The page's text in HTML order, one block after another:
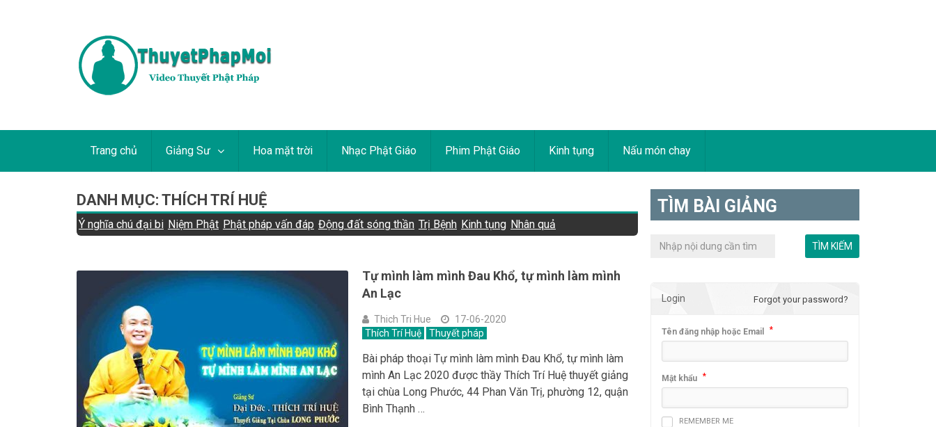
Trang chủ Giảng Sư Hoa mặt trời Nhạc Phật Giáo Phim Phật Giáo Kinh tụng Nấu món chay
DANH MỤC: THÍCH TRÍ HUỆ
Ý nghĩa chú đại bi Niệm Phật Phật pháp vấn đáp Động đất sóng thần Trị Bệnh Kinh tụng Nhân quả
Tự mình làm mình Đau Khổ, tự mình làm mình
An Lạc
Thich Tri Hue
17-06-2020
Thích Trí Huệ
Thuyết pháp
Bài pháp thoại Tự mình làm mình Đau Khổ, tự mình làm
mình An Lạc 2020 được thầy Thích Trí Huệ thuyết giảng
tại chùa Long Phước, 44 Phan Văn Trị, phường 12, quận
Bình Thạnh …
TÌM BÀI GIẢNG
Login Forgot your password?
Tên đăng nhập hoặc Email *
Mật khẩu *
REMEMBER ME